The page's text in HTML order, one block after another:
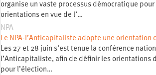
organise un vaste processus démocratique
orientations en vue de l’…
NPA
Le NPA-l’Anticapitaliste adopte une orientation
Les 27 et 28 juin s’est tenue la conférence
l’Anticapitaliste, afin de définir les orientations
pour l’élection…